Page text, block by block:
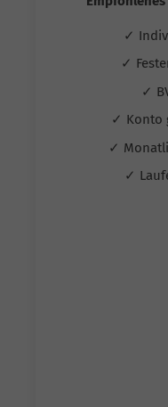
✓
✓
✓
✓ Konto
✓
✓